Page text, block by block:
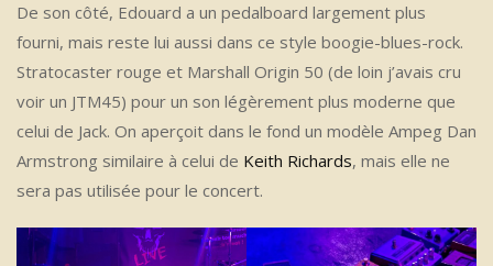
De son côté, Edouard a un pedalboard largement plus
fourni, mais reste lui aussi dans ce style boogie-blues-rock.
Stratocaster rouge et Marshall Origin 50 (de loin j’avais cru
voir un JTM45) pour un son légèrement plus moderne que
celui de Jack. On aperçoit dans le fond un modèle Ampeg Dan
Armstrong similaire à celui de Keith Richards, mais elle ne
sera pas utilisée pour le concert.